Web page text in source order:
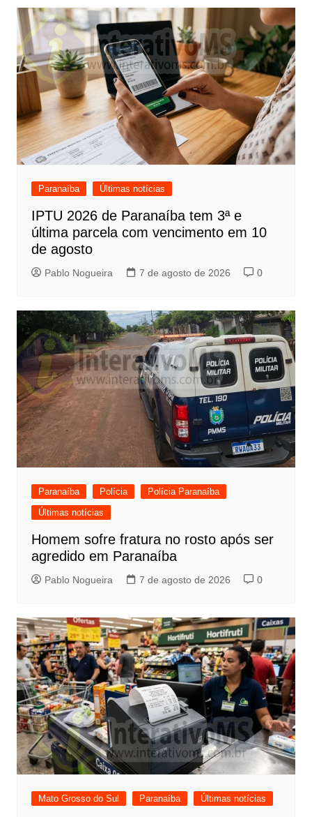
Paranaíba Últimas notícias
IPTU 2026 de Paranaíba tem 3ª e
última parcela com vencimento em 10
de agosto
Pablo Nogueira 7 de agosto de 2026 0
Paranaíba Polícia
Polícia Paranaíba
Últimas notícias
Homem sofre fratura no rosto após ser
agredido em Paranaíba
Pablo Nogueira 7 de agosto de 2026 0
Mato Grosso do Sul Paranaíba Últimas notícias